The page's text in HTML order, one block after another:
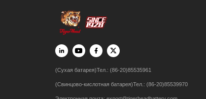
(Сухая батарея)Тел.: (86-20)85535961
(Свинцово-кислотная батарея)Тел.: (86-20)85539970